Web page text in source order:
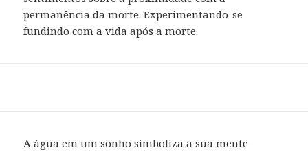
permanência da morte. Experimentando-se
fundindo com a vida após a morte.
A água em um sonho simboliza a sua mente